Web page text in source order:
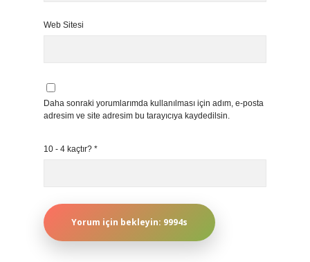
Web Sitesi
Daha sonraki yorumlarımda kullanılması için adım, e-posta
adresim ve site adresim bu tarayıcıya kaydedilsin.
10 - 4 kaçtır? *